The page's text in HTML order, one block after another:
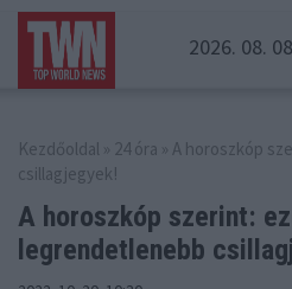
2026. 08.
Kezdőoldal » 24 óra » A horoszkóp
csillagjegyek!
A horoszkóp szerint:
legrendetlenebb